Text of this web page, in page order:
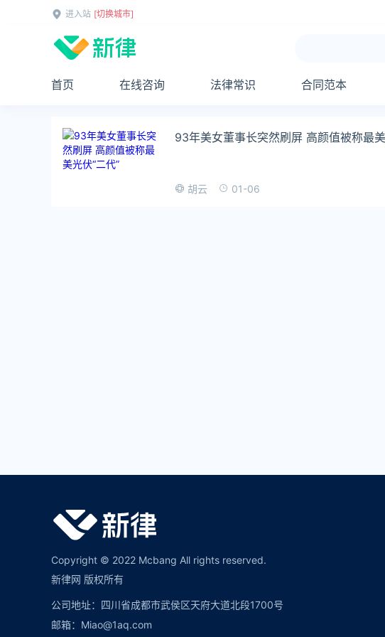
进入站 [切换城市]
首页 在线咨询 法律常识 合同范本
93年美女董事长突然刷屏 高颜值被称最
胡云 01-06
Copyright © 2022 Mcbang All rights reserved.
新律网 版权所有
公司地址：四川省成都市武侯区天府大道北段1700号
邮箱：Miao@1aq.com